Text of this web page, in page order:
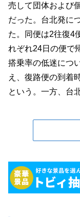
売して団体および
だった。台北発に
た。同便は2往復4
れぞれ24日の便で
搭乗率の低迷につ
え、復路便の到着
という。一方、台